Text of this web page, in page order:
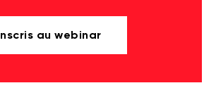
au webinar